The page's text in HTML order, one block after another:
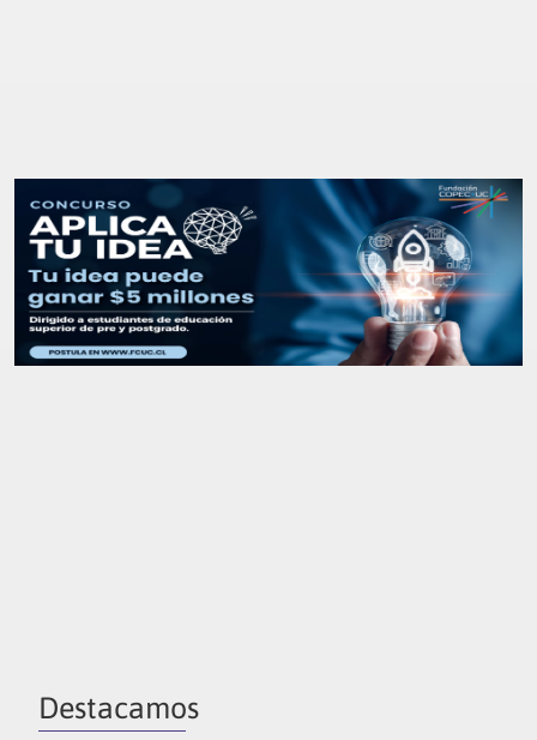
Destacamos